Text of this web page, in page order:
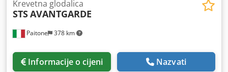
Paitone 378 km
Krevetna glodalica
STSAVANTGARDE
Informacije o cijeni Nazvati